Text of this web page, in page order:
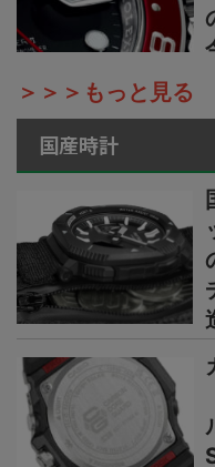
＞＞＞もっと見る
国産時計